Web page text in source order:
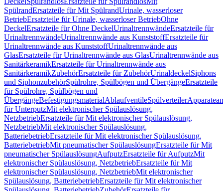
SpülrandErsatzteile für Mit SpülrandUrinale, wasserloser
BetriebErsatzteile für Urinale, wasserloser BetriebOhne
DeckelErsatzteile für Ohne DeckelUrinaltrennwändeErsatzteile für
UrinaltrennwändeUrinaltrennwände aus KunststoffErsatzteile für
Urinaltrennwände aus KunststoffUrinaltrennwände aus
GlasErsatzteile für Urinaltrennwände aus GlasUrinaltrennwände aus
SanitärkeramikErsatzteile für Urinaltrennwände aus
SanitärkeramikZubehörErsatzteile für ZubehörUrinaldeckelSiphons
und SiphonzubehörSpülrohre, Spülbögen und ÜbergängeErsatzteile
für Spülrohre, Spülbögen und
ÜbergängeBefestigungsmaterialAblaufventileSpülverteiler
für UnterputzMit elektronischer Spülauslösung,
NetzbetriebErsatzteile für Mit elektronischer Spülauslösung,
NetzbetriebMit elektronischer Spülauslösung,
BatteriebetriebErsatzteile für Mit elektronischer Spülauslösung,
BatteriebetriebMit pneumatischer SpülauslösungErsatzteile für Mit
pneumatischer SpülauslösungAufputzErsatzteile für AufputzMit
elektronischer Spülauslösung, NetzbetriebErsatzteile für Mit
elektronischer Spülauslösung, NetzbetriebMit elektronischer
Spülauslösung, BatteriebetriebErsatzteile für Mit elektronischer